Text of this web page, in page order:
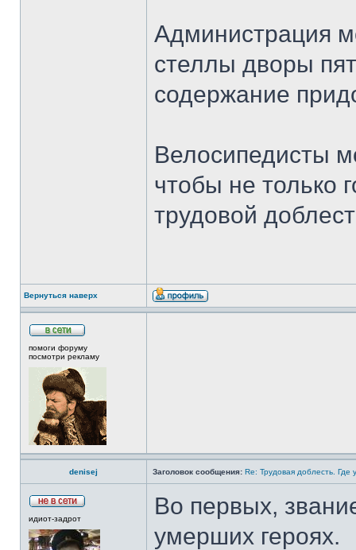
Администрация
стеллы дворы
содержание
Велосипедисты
чтобы не только
трудовой
Вернуться наверх
помоги форуму
посмотри рекламу
denisej Заголовок сообщения: Re: Трудовая доблесть. Где
идиот-задрот
Во первых,
умерших героях.